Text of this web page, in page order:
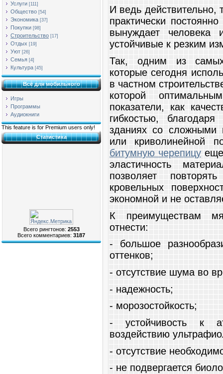
Услуги [111]
Общество [54]
Экономика [37]
Покупки [98]
Строительство [17]
Отдых [19]
Уют [26]
Семья [4]
Культура [45]
Всё для мобильного
Игры
Программы
Аудиокниги
This feature is for Premium users only!
Статистика
Всего рингтонов: 2553
Всего комментариев: 3187
И ведь действительно,
практически
вынуждает человека
устойчивые к резким
Так, одним из самых
которые сегодня
в частном
которой
показатели, как
гибкостью,
зданиях со сложными
или криволинейной
битумную черепицу
эластичность
позволяет
кровельных
экономной и не
К преимуществам
отнести:
- большое
оттенков;
- отсутствие шума во
- надежность;
- морозостойкость;
- устойчивость к
воздействию
- отсутствие
- не подвергается